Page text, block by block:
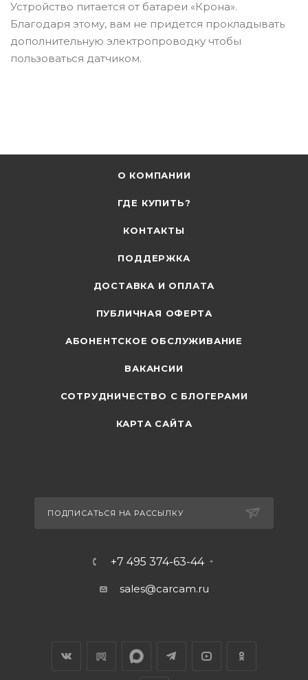
Устройство питается от батареи «Крона».
Благодаря этому, вам не придется прокладывать
дополнительную электропроводку чтобы
пользоваться датчиком.
О КОМПАНИИ
ГДЕ КУПИТЬ?
КОНТАКТЫ
ПОДДЕРЖКА
ДОСТАВКА И ОПЛАТА
ПУБЛИЧНАЯ ОФЕРТА
АБОНЕНТСКОЕ ОБСЛУЖИВАНИЕ
ВАКАНСИИ
СОТРУДНИЧЕСТВО С БЛОГЕРАМИ
КАРТА САЙТА
ПОДПИСАТЬСЯ НА РАССЫЛКУ
+7 495 374-63-44
sales@carcam.ru